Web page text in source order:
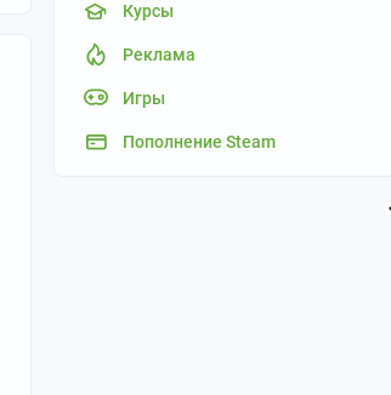
Курсы
Реклама
Игры
Пополнение Steam